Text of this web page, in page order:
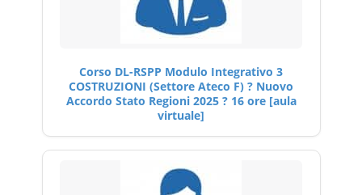
Corso DL-RSPP Modulo Integrativo 3
COSTRUZIONI (Settore Ateco F) ? Nuovo
Accordo Stato Regioni 2025 ? 16 ore [aula
virtuale]